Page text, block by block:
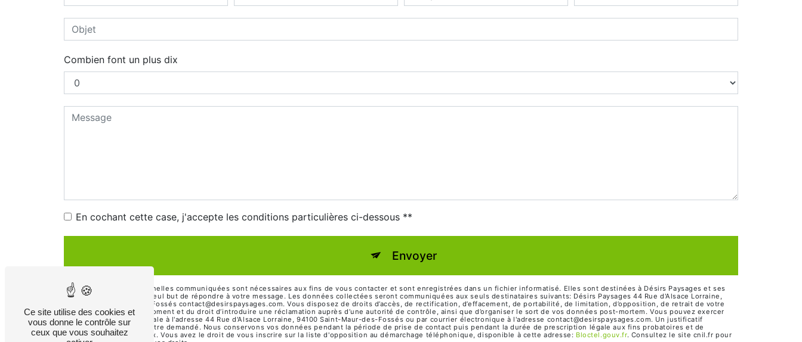
Combien font un plus dix
En cochant cette case, j'accepte les conditions particulières ci-dessous **
Envoyer
** Les données personnelles communiquées sont nécessaires aux fins de vous contacter et sont enregistrées dans un fichier informatisé. Elles sont destinées à Désirs Paysages et ses
sous-traitants dans le seul but de répondre à votre message. Les données collectées seront communiquées aux seuls destinataires suivants: Désirs Paysages 44 Rue d'Alsace Lorraine,
94100 Saint-Maur-des-Fossés contact@desirspaysages.com. Vous disposez de droits d’accès, de rectification, d’effacement, de portabilité, de limitation, d’opposition, de retrait de votre
consentement à tout moment et du droit d’introduire une réclamation auprès d’une autorité de contrôle, ainsi que d’organiser le sort de vos données post-mortem. Vous pouvez exercer
ces droits par voie postale à l'adresse 44 Rue d'Alsace Lorraine, 94100 Saint-Maur-des-Fossés ou par courrier électronique à l'adresse contact@desirspaysages.com. Un justificatif
d'identité pourra vous être demandé. Nous conservons vos données pendant la période de prise de contact puis pendant la durée de prescription légale aux fins probatoires et de
gestion des contentieux. Vous avez le droit de vous inscrire sur la liste d'opposition au démarchage téléphonique, disponible à cette adresse:
Bloctel.gouv.fr. Consultez le site cnil.fr pour
Ce site utilise des cookies et
vous donne le contrôle sur
ceux que vous souhaitez